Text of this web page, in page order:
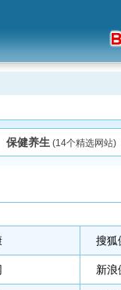
保健养生(14个精选网站)
搜狐
新浪